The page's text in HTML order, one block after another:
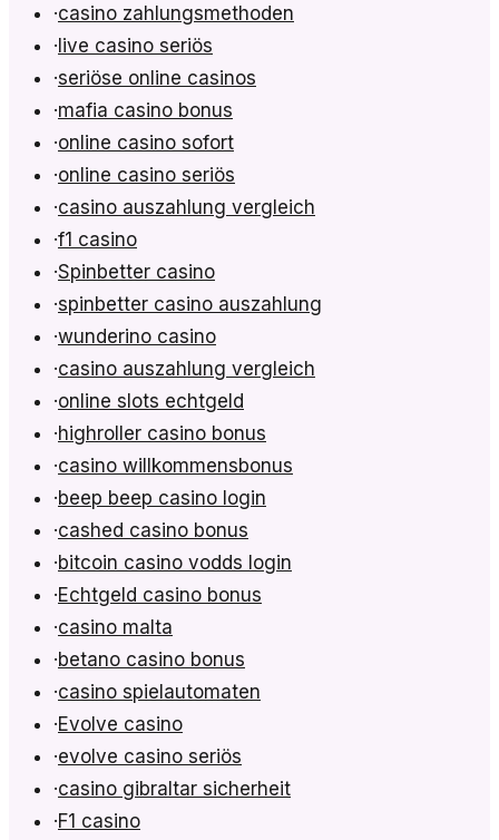
·casino zahlungsmethoden
·live casino seriös
·seriöse online casinos
·mafia casino bonus
·online casino sofort
·online casino seriös
·casino auszahlung vergleich
·f1 casino
·Spinbetter casino
·spinbetter casino auszahlung
·wunderino casino
·casino auszahlung vergleich
·online slots echtgeld
·highroller casino bonus
·casino willkommensbonus
·beep beep casino login
·cashed casino bonus
·bitcoin casino vodds login
·Echtgeld casino bonus
·casino malta
·betano casino bonus
·casino spielautomaten
·Evolve casino
·evolve casino seriös
·casino gibraltar sicherheit
·F1 casino